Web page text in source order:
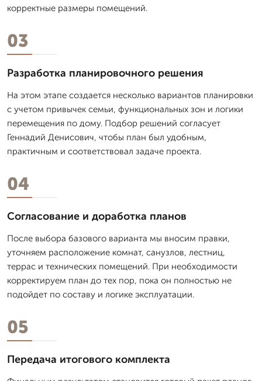
корректные размеры помещений.
03
Разработка планировочного решения
На этом этапе создается несколько вариантов планировки
с учетом привычек семьи, функциональных зон и логики
перемещения по дому. Подбор решений согласует
Геннадий Денисович, чтобы план был удобным,
практичным и соответствовал задаче проекта.
04
Согласование и доработка планов
После выбора базового варианта мы вносим правки,
уточняем расположение комнат, санузлов, лестниц,
террас и технических помещений. При необходимости
корректируем план до тех пор, пока он полностью не
подойдет по составу и логике эксплуатации.
05
Передача итогового комплекта